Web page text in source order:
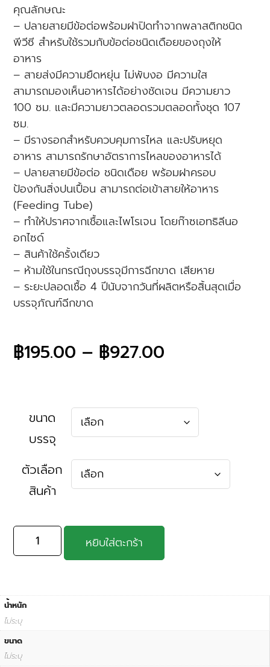
คุณลักษณะ
– ปลายสายมีข้อต่อพร้อมฝาปิดทำจากพลาสติกชนิด
พีวีซี สำหรับใช้รวมกับข้อต่อชนิดเดือยของถุงให้
อาหาร
– สายส่งมีความยืดหยุ่น ไม่พับงอ มีความใส
สามารถมองเห็นอาหารได้อย่างชัดเจน มีความยาว
100 ซม. และมีความยาวตลอดรวมตลอดทั้งชุด 107
ซม.
– มีรางรอกสำหรับควบคุมการไหล และปรับหยุด
อาหาร สามารถรักษาอัตราการไหลของอาหารได้
– ปลายสายมีข้อต่อ ชนิดเดือย พร้อมฝาครอบ
ป้องกันสิ่งปนเปื้อน สามารถต่อเข้าสายให้อาหาร
(Feeding Tube)
– ทำให้ปราศจากเชื้อและไพโรเจน โดยก๊าซเอทธิลีนอ
อกไซด์
– สินค้าใช้ครั้งเดียว
– ห้ามใช้ในกรณีถุงบรรจุมีการฉีกขาด เสียหาย
– ระยะปลอดเชื้อ 4 ปีนับจากวันที่ผลิตหรือสิ้นสุดเมื่อ
บรรจุภัณฑ์ฉีกขาด
฿195.00 – ฿927.00
ขนาด
บรรจุ
ตัวเลือก
สินค้า
หยิบใส่ตะกร้า
น้ำหนัก
ไม่ระบุ
ขนาด
ไม่ระบุ